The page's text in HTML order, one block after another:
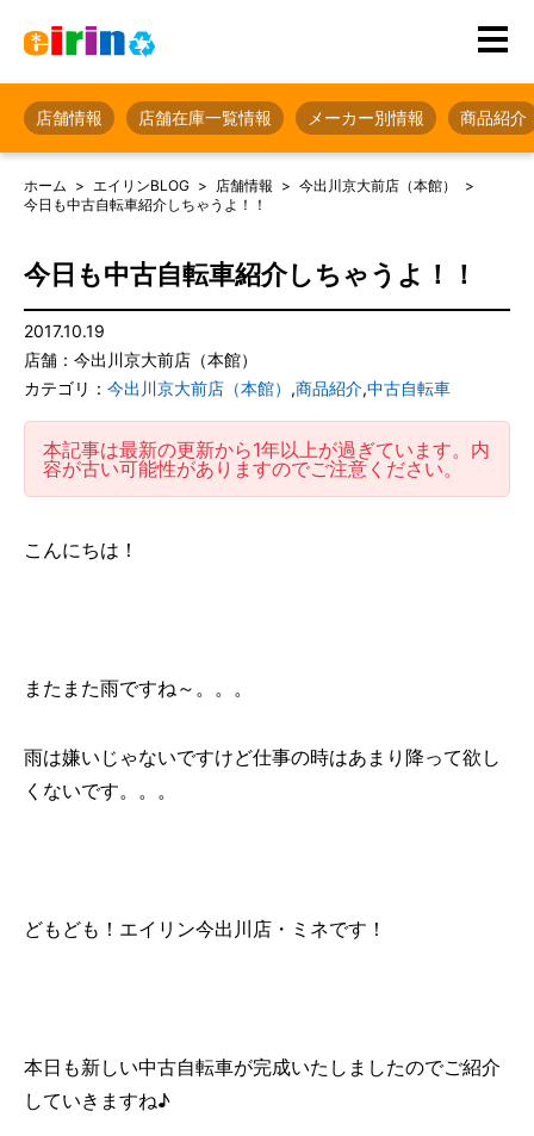
店舗情報 店舗在庫一覧情報 メーカー別情報 商品紹介
ホーム エイリンBLOG 店舗情報
今出川京大前店（本館）
今日も中古自転車紹介しちゃうよ！！
今日も中古自転車紹介しちゃうよ！！
2017.10.19
店舗：今出川京大前店（本館）
カテゴリ： 今出川京大前店（本館） ,商品紹介,中古自転車
本記事は最新の更新から1年以上が過ぎています。内
容が古い可能性がありますのでご注意ください。
こんにちは！
またまた雨ですね～。。。
雨は嫌いじゃないですけど仕事の時はあまり降って欲し
くないです。。。
どもども！エイリン今出川店・ミネです！
本日も新しい中古自転車が完成いたしましたのでご紹介
していきますね♪